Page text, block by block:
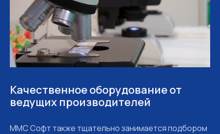
Качественное оборудование от
ведущих производителей
MMC Софт также тщательно занимается подбором